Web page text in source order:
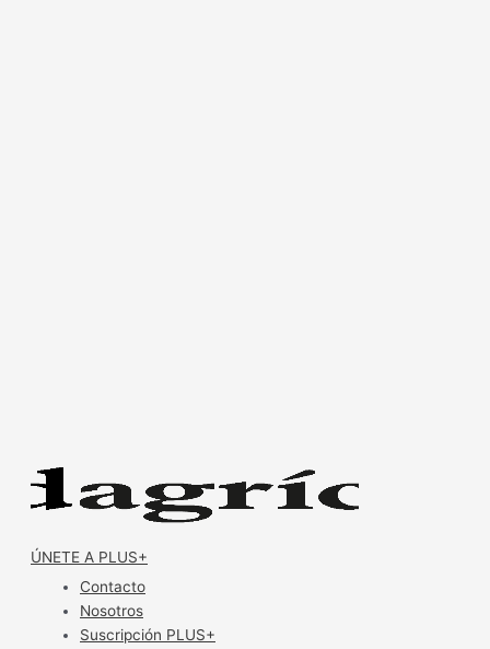
ÚNETE A PLUS+
Contacto
Nosotros
Suscripción PLUS+